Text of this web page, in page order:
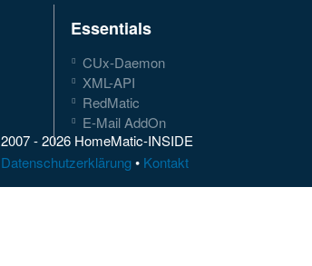
Essentials
CUx-Daemon
XML-API
RedMatic
E-Mail AddOn
2007 - 2026 HomeMatic-INSIDE
Datenschutzerklärung• Kontakt